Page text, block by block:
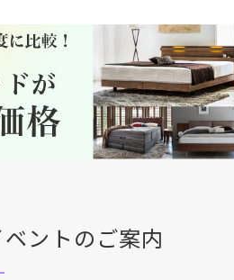
ントのご案内